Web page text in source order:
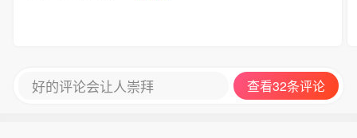
好的评论会让人崇拜 查看32条评论